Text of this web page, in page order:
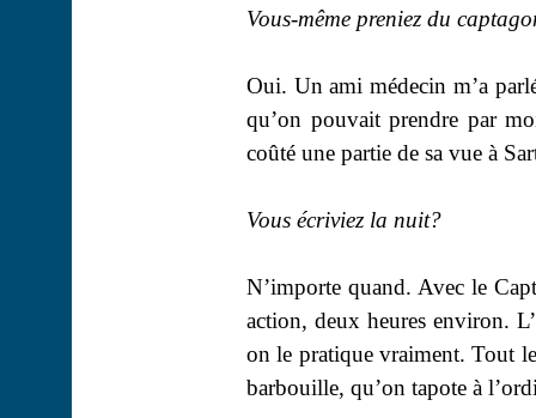
Vous-même preniez du
Oui. Un ami médecin m’a
qu’on pouvait prendre par
coûté une partie de sa vue à
Vous écriviez la nuit?
N’importe quand. Avec le
action, deux heures environ.
on le pratique vraiment. Tout
barbouille, qu’on tapote à